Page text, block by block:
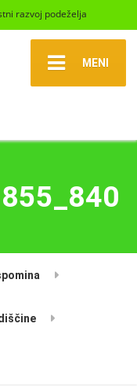
razvoj podeželja
MENI